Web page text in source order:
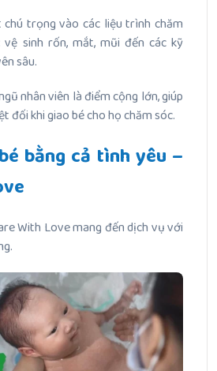
trọng vào các liệu trình chăm
sinh rốn, mắt, mũi đến các kỹ
sâu.
nhân viên là điểm cộng lớn, giúp
đối khi giao bé cho họ chăm sóc.
bằng cả tình yêu –
With Love mang đến dịch vụ với